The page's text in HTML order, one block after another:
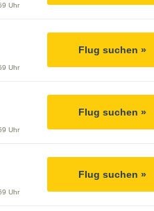
Uhr
Uhr
Flug suchen »
Uhr
Flug suchen »
Uhr
Flug suchen »